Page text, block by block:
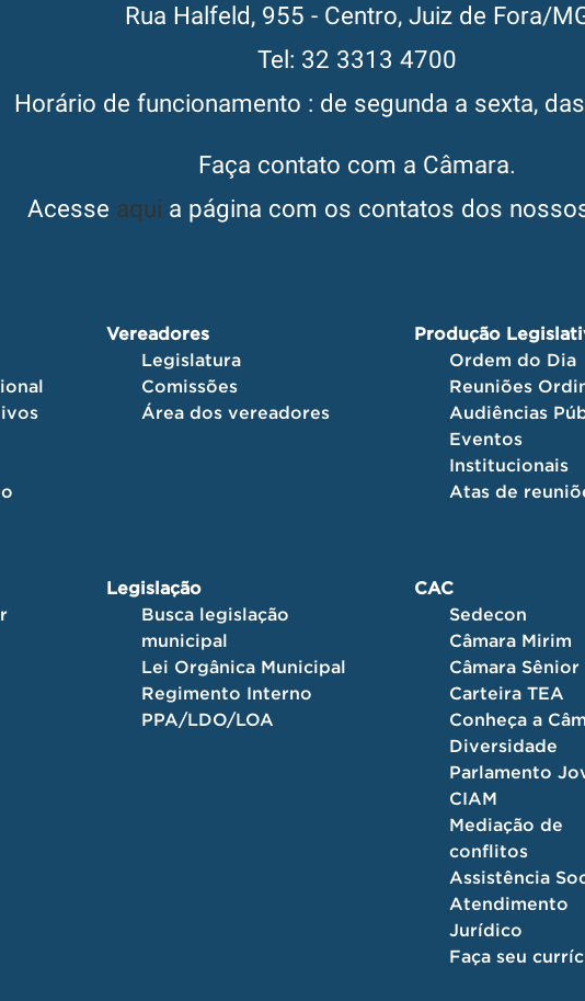
Rua Halfeld, 955 - Centro, Juiz de Fora/
Tel: 32 3313 4700
Horário de funcionamento : de segunda a sexta,
Faça contato com a Câmara.
Acesse aqui a página com os contatos dos
Vereadores
Legislatura
Comissões
Área dos vereadores
Produção
Ordem do Dia
Reuniões
Audiências
Eventos
Institucionais
Atas de
Legislação
Busca legislação
municipal
Lei Orgânica Municipal
Regimento Interno
PPA/LDO/LOA
CAC
Sedecon
Câmara Mirim
Câmara Sênior
Carteira TEA
Conheça a
Diversidade
Parlamento
CIAM
Mediação de
conflitos
Assistência
Atendimento
Jurídico
Faça seu